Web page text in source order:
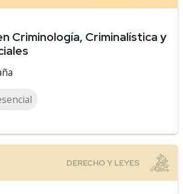
Criminología, Criminalística y